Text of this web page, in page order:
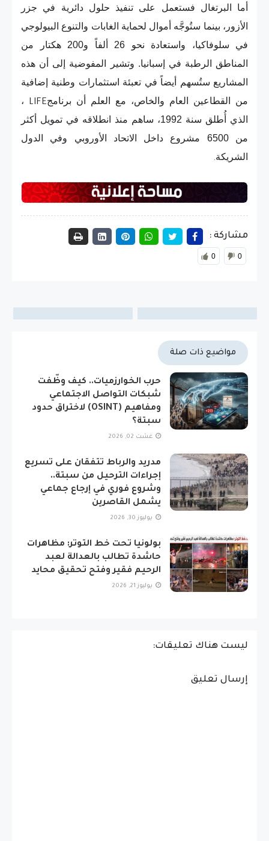
أما البرتغال فستعمل على تنفيذ حلول دائرية في جزر
الأزور، بينما ستُوجَّه أموال لحماية الغابات والتنوع البيولوجي
في سلوفاكيا، واستعادة نحو 26 ألفاً و200 هكتار من
المناطق الرطبة في إسبانيا. وتشير المفوضية إلى أن هذه
المشاريع ستُسهم أيضاً في تعبئة استثمارات وطنية إضافية
من القطاعين العام والخاص، مع العلم أن برنامجLIFE ،
الذي أُطلق سنة 1992، ساهم منذ انطلاقه في تمويل أكثر
من 6500 مشروع داخل الاتحاد الأوروبي وفي الدول
الشريكة.
مشاركة :
0 0
مواضيع ذات صلة
حرب الخوارزميات.. كيف وظّفت
شبكات التواصل الاجتماعي
ومفاهيم (OSINT) لاختراق حدود
سبتة؟
غشت 02, 2026
مدريد والرباط تتفقان على تسريع
إجراءات الترحيل من سبتة..
وشروع فوري في إرجاع جماعي
يشمل القاصرين
يوليوز 30, 2026
​بولونيا تحت خط التوتر: مظاهرات
حاشدة تطالب بالعدالة لعبد
الرحيم فقير وفتح تحقيق محايد
يوليوز 21, 2026
ليست هناك تعليقات:
إرسال تعليق